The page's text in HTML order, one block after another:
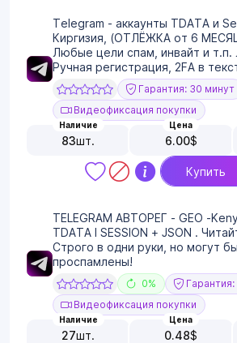
Telegram - аккаунты TDATA и
Киргизия, (ОТЛЁЖКА от 6
Любые цели спам, инвайт и
Ручная регистрация, 2FA в
Гарантия: 30 минут
Видеофиксация покупки
Наличие
83шт.
Цена
6.00$
Купить
TELEGRAM АВТОРЕГ - GEO -
TDATA I SESSION + JSON .
Строго в одни руки, но могут
проспамлены!
0%
Гарантия:
Видеофиксация покупки
Наличие
27шт.
Цена
0.48$